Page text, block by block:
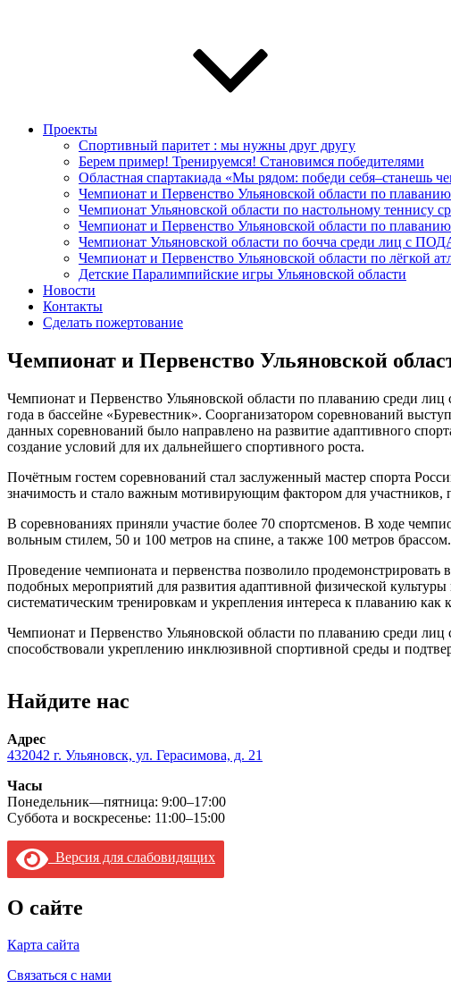
Проекты
Спортивный паритет : мы нужны друг другу
Берем пример! Тренируемся! Становимся победителями
Областная спартакиада «Мы рядом: победи себя–станешь
Чемпионат и Первенство Ульяновской области по
Чемпионат Ульяновской области по настольному теннису
Чемпионат и Первенство Ульяновской области по
Чемпионат Ульяновской области по бочча среди лиц с
Чемпионат и Первенство Ульяновской области по лёгкой
Детские Паралимпийские игры Ульяновской области
Новости
Контакты
Сделать пожертование
Чемпионат и Первенство Ульяновской
Чемпионат и Первенство Ульяновской области по плаванию среди
года в бассейне «Буревестник». Соорганизатором соревнований
данных соревнований было направлено на развитие адаптивного
создание условий для их дальнейшего спортивного роста.
Почётным гостем соревнований стал заслуженный мастер спорта
значимость и стало важным мотивирующим фактором для
В соревнованиях приняли участие более 70 спортсменов. В ходе
вольным стилем, 50 и 100 метров на спине, а также 100 метров
Проведение чемпионата и первенства позволило продемонстрировать
подобных мероприятий для развития адаптивной физической
систематическим тренировкам и укрепления интереса к плаванию
Чемпионат и Первенство Ульяновской области по плаванию среди
способствовали укреплению инклюзивной спортивной среды и
Найдите нас
Адрес
432042 г. Ульяновск, ул. Герасимова, д. 21
Часы
Понедельник—пятница: 9:00–17:00
Суббота и воскресенье: 11:00–15:00
Версия для слабовидящих
О сайте
Карта сайта
Связаться с нами